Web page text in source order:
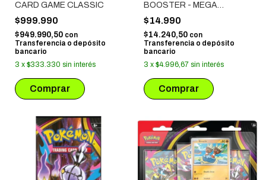
CARD GAME CLASSIC
$999.990
$949.990,50 con
Transferencia o depósito
bancario
3 x $333.330 sin interés
BOOSTER - MEGA
EVOLUTION: PITCH BLACK
# 02
$14.990
$14.240,50 con
Transferencia o depósito
bancario
3 x $4.996,67 sin interés